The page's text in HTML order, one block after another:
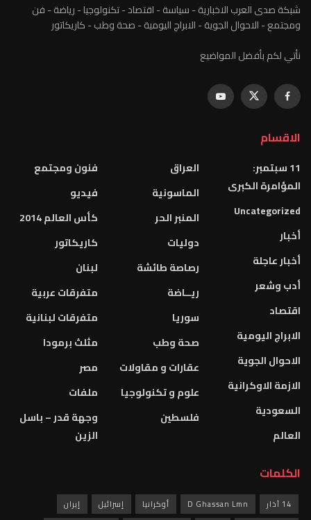
شبكة صدى العرب الاخبارية - سياسة - اقتصاد - تكنولوجيا - رياضة - فن
ومجتمع - الاحوال الجوية - الابراج اليومية - صحة وطب - كاريكاتور
نأتي لكم بأفضل المواضيع
الاقسام
11 سبتمبر:
المؤامرة الكبرى
Uncategorized
أخبار
أخبار عاجلة
أدب وشعر
اقتصاد
الابراج اليومية
الاحوال الجوية
الازمة الاوكرانية
السعودية
العالم
العراق
الماسونية
المنبر الحر
دوليات
رصاصة طائشة
ريــاضة
سوريا
صحة وطب
عقارات و مقاولات
علوم و تكنولوجيا
فلسطين
فنون ومجتمع
فيديو
كأس العالم 2014
كاريكاتور
لبنان
متفرقات عربية
متفرقات لبنانية
مثلث برمودا
مصر
ملفات
وجهة قدر – باسل
الزين
الكلمات
14 آذار D Ghassan Lmn أوكرانيا إسرائيل
إيران